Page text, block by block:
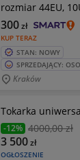
rozmiar 44EU,
KUP TERAZ
300zł
STAN: NOWY
SPRZEDAJĄCY:
Kraków
Tokarka
-12% 4000,00 zł
OGŁOSZENIE
3 500zł